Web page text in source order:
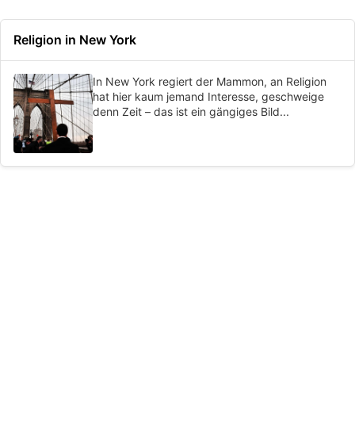
Religion in New York
In New York regiert der Mammon, an Religion
hat hier kaum jemand Interesse, geschweige
denn Zeit – das ist ein gängiges Bild...